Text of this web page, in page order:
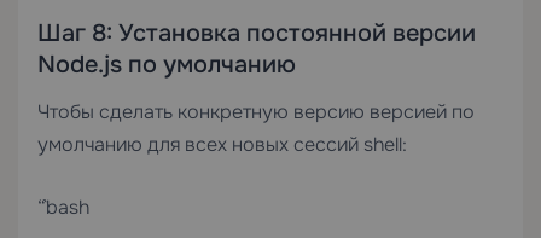
Шаг 8: Установка постоянной версии
Node.js по умолчанию
Чтобы сделать конкретную версию версией по
умолчанию для всех новых сессий shell:
“`bash